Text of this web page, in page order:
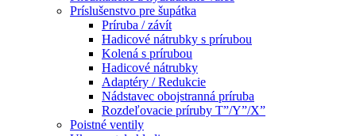
Príslušenstvo pre šupátka
Príruba / závít
Hadicové nátrubky s prírubou
Kolená s prírubou
Hadicové nátrubky
Adaptéry / Redukcie
Nádstavec obojstranná príruba
Rozdeľovacie príruby T”/Y”/X”
Poistné ventily